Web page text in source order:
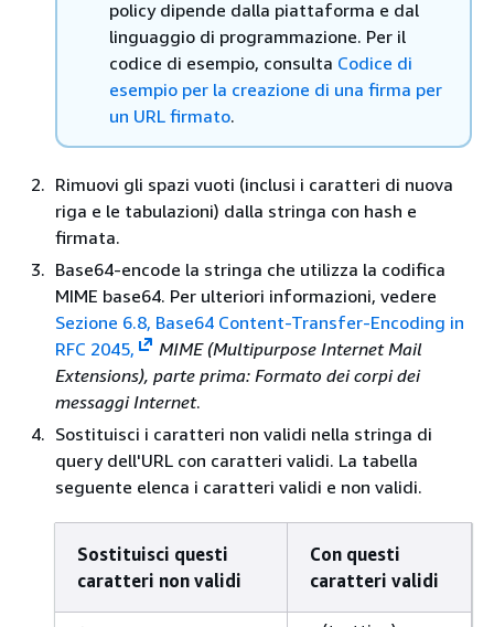
policy dipende dalla piattaforma e dal
linguaggio di programmazione. Per il
codice di esempio, consulta Codice di
esempio per la creazione di una firma per
un URL firmato.
Rimuovi gli spazi vuoti (inclusi i caratteri di nuova
riga e le tabulazioni) dalla stringa con hash e
firmata.
Base64-encode la stringa che utilizza la codifica
MIME base64. Per ulteriori informazioni, vedere
Sezione 6.8, Base64 Content-Transfer-Encoding in
RFC 2045,
MIME (Multipurpose Internet Mail
Extensions), parte prima: Formato dei corpi dei
messaggi Internet.
Sostituisci i caratteri non validi nella stringa di
query dell'URL con caratteri validi. La tabella
seguente elenca i caratteri validi e non validi.
Sostituisci questi
caratteri non validi
Con questi
caratteri validi